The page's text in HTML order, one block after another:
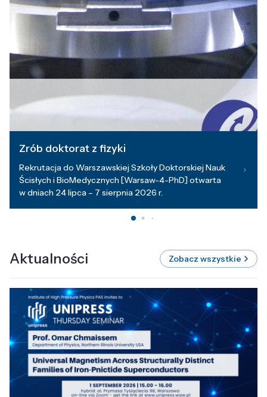
Zrób doktorat z fizyki
Rekrutacja do Warszawskiej Szkoły Doktorskiej Nauk
Ścisłych i BioMedycznych [Warsaw-4-PhD] otwarta
w dniach 24 lipca – 7 sierpnia 2026 r.
Aktualności Zobacz wszystkie